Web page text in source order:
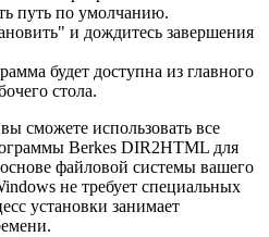
путь по умолчанию.
и дождитесь завершения
будет доступна из главного
стола.
сможете использовать все
Berkes DIR2HTML для
файловой системы вашего
не требует специальных
установки занимает